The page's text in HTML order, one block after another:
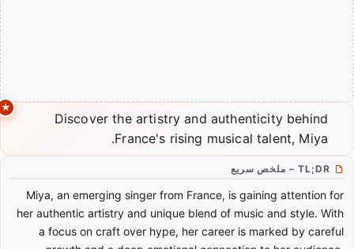
Discover the artistry and authenticity behind
France's rising musical talent, Miya.
TL;DR – ملخص سريع
Miya, an emerging singer from France, is gaining attention for
her authentic artistry and unique blend of music and style. With
a focus on craft over hype, her career is marked by careful